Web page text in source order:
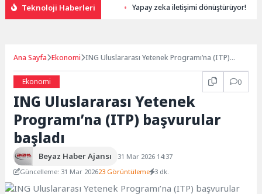
Teknoloji Haberleri Yapay zeka iletişimi dönüştürüyor!
Ana Sayfa Ekonomi ING Uluslararası Yetenek Programı’na (ITP)
Ekonomi
0
ING Uluslararası Yetenek
Programı’na (ITP) başvurular
başladı
Beyaz Haber Ajansı
31 Mar 2026 14:37
Güncelleme: 31 Mar 202623 Görüntüleme 3 dk.